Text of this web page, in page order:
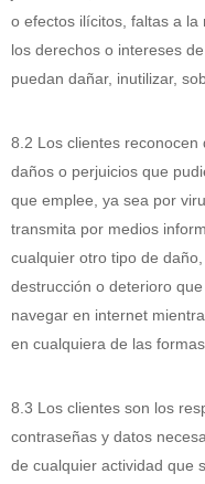
o efectos ilícitos, faltas a
los derechos o intereses
puedan dañar, inutilizar,
8.2 Los clientes
daños o perjuicios que
que emplee, ya sea por
transmita por medios
cualquier otro tipo de
destrucción o deterioro
navegar en internet
en cualquiera de las
8.3 Los clientes son los
contraseñas y datos
de cualquier actividad que